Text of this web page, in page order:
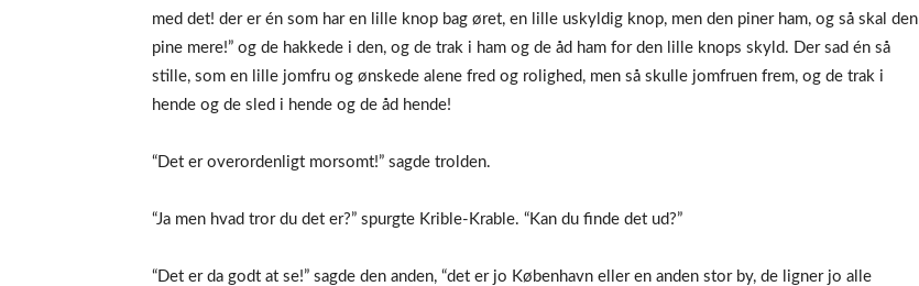
med det! der er én som har en lille knop bag øret, en lille uskyldig knop, men den piner ham, og så skal den
pine mere!” og de hakkede i den, og de trak i ham og de åd ham for den lille knops skyld. Der sad én så
stille, som en lille jomfru og ønskede alene fred og rolighed, men så skulle jomfruen frem, og de trak i
hende og de sled i hende og de åd hende!
“Det er overordenligt morsomt!” sagde trolden.
“Ja men hvad tror du det er?” spurgte Krible-Krable. “Kan du finde det ud?”
“Det er da godt at se!” sagde den anden, “det er jo København eller en anden stor by, de ligner jo alle